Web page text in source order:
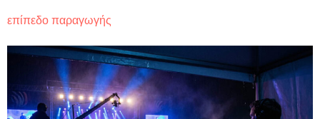
επίπεδο παραγωγής